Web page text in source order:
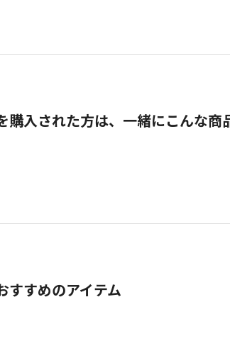
購入された方は、一緒にこんな商
すすめのアイテム